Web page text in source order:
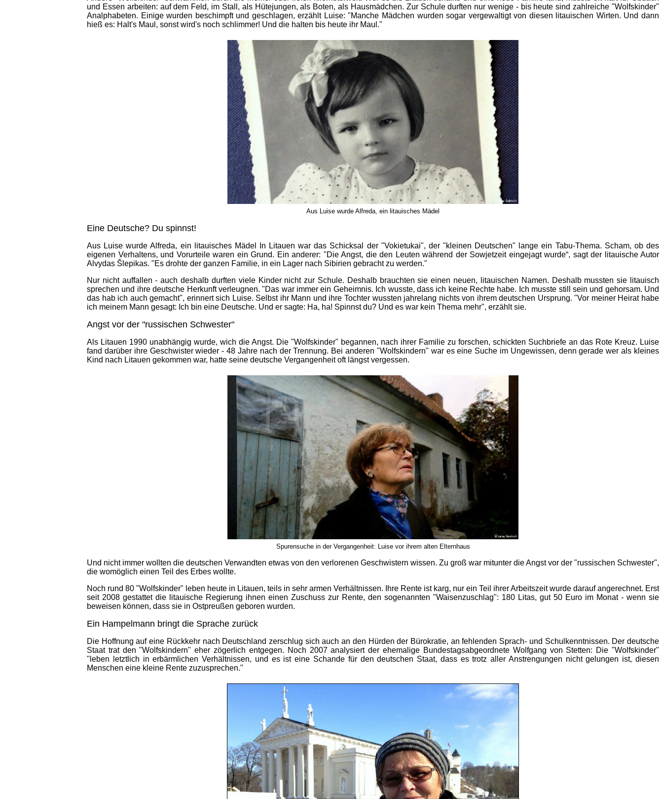
und Essen arbeiten: auf dem Feld, im Stall, als Hütejungen, als Boten, als Hausmädchen. Zur Schule durften nur wenige - bis heute sind zahlreiche "Wolfskinder"
Analphabeten. Einige wurden beschimpft und geschlagen, erzählt Luise: "Manche Mädchen wurden sogar vergewaltigt von diesen litauischen Wirten. Und dann
hieß es: Halt's Maul, sonst wird's noch schlimmer! Und die halten bis heute ihr Maul."
Aus Luise wurde Alfreda, ein litauisches Mädel
Eine Deutsche? Du spinnst!
Aus Luise wurde Alfreda, ein litauisches Mädel In Litauen war das Schicksal der "Vokietukai", der "kleinen Deutschen" lange ein Tabu-Thema. Scham, ob des
eigenen Verhaltens, und Vorurteile waren ein Grund. Ein anderer: "Die Angst, die den Leuten während der Sowjetzeit eingejagt wurde“, sagt der litauische Autor
Alvydas Šlepikas. "Es drohte der ganzen Familie, in ein Lager nach Sibirien gebracht zu werden."
Nur nicht auffallen - auch deshalb durften viele Kinder nicht zur Schule. Deshalb brauchten sie einen neuen, litauischen Namen. Deshalb mussten sie litauisch
sprechen und ihre deutsche Herkunft verleugnen. "Das war immer ein Geheimnis. Ich wusste, dass ich keine Rechte habe. Ich musste still sein und gehorsam. Und
das hab ich auch gemacht", erinnert sich Luise. Selbst ihr Mann und ihre Tochter wussten jahrelang nichts von ihrem deutschen Ursprung. "Vor meiner Heirat habe
ich meinem Mann gesagt: Ich bin eine Deutsche. Und er sagte: Ha, ha! Spinnst du? Und es war kein Thema mehr", erzählt sie.
Angst vor der "russischen Schwester"
Als Litauen 1990 unabhängig wurde, wich die Angst. Die "Wolfskinder" begannen, nach ihrer Familie zu forschen, schickten Suchbriefe an das Rote Kreuz. Luise
fand darüber ihre Geschwister wieder - 48 Jahre nach der Trennung. Bei anderen "Wolfskindern" war es eine Suche im Ungewissen, denn gerade wer als kleines
Kind nach Litauen gekommen war, hatte seine deutsche Vergangenheit oft längst vergessen.
Spurensuche in der Vergangenheit: Luise vor ihrem alten Elternhaus
Und nicht immer wollten die deutschen Verwandten etwas von den verlorenen Geschwistern wissen. Zu groß war mitunter die Angst vor der "russischen Schwester",
die womöglich einen Teil des Erbes wollte.
Noch rund 80 "Wolfskinder" leben heute in Litauen, teils in sehr armen Verhältnissen. Ihre Rente ist karg, nur ein Teil ihrer Arbeitszeit wurde darauf angerechnet. Erst
seit 2008 gestattet die litauische Regierung ihnen einen Zuschuss zur Rente, den sogenannten "Waisenzuschlag": 180 Litas, gut 50 Euro im Monat - wenn sie
beweisen können, dass sie in Ostpreußen geboren wurden.
Ein Hampelmann bringt die Sprache zurück
Die Hoffnung auf eine Rückkehr nach Deutschland zerschlug sich auch an den Hürden der Bürokratie, an fehlenden Sprach- und Schulkenntnissen. Der deutsche
Staat trat den "Wolfskindern" eher zögerlich entgegen. Noch 2007 analysiert der ehemalige Bundestagsabgeordnete Wolfgang von Stetten: Die "Wolfskinder"
"leben letztlich in erbärmlichen Verhältnissen, und es ist eine Schande für den deutschen Staat, dass es trotz aller Anstrengungen nicht gelungen ist, diesen
Menschen eine kleine Rente zuzusprechen."